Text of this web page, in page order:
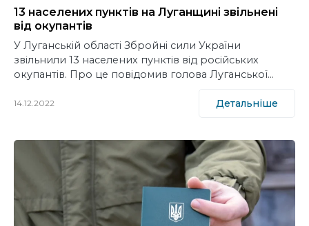
13 населених пунктів на Луганщині звільнені
від окупантів
У Луганській області Збройні сили України
звільнили 13 населених пунктів від російських
окупантів. Про це повідомив голова Луганської…
14.12.2022 Детальніше